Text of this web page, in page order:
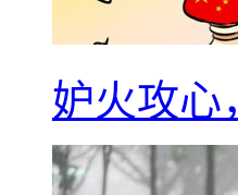
妒火攻心